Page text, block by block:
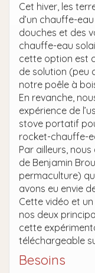
Cet hiver, les
d’un chauffe-
douches et des
chauffe-eau
cette option est
de solution (peu
notre poêle à
En revanche,
expérience de
stove portatif
rocket-chauffe-
Par ailleurs,
de Benjamin
permaculture)
avons eu envie
Cette vidéo et
nos deux
cette
téléchargeable
Besoins